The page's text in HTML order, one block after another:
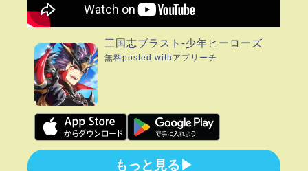
三国志ブラスト-少年ヒーローズ
無料posted with アプリーチ
もっと見る▶︎